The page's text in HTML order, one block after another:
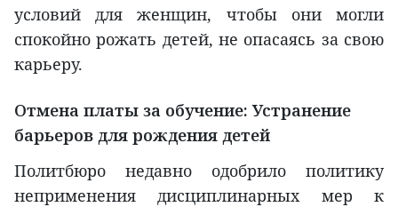
условий для женщин, чтобы они могли
спокойно рожать детей, не опасаясь за свою
карьеру.
Отмена платы за обучение: Устранение
барьеров для рождения детей
Политбюро недавно одобрило политику
неприменения дисциплинарных мер к